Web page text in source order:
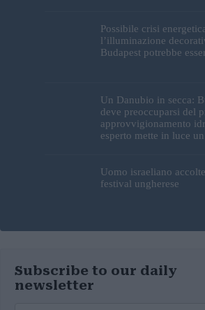
Possibile crisi
l’illuminazione
Budapest potrebbe
Un Danubio in secca:
deve preoccuparsi del
approvvigionamento
esperto mette in luce
Uomo israeliano
festival ungherese
Subscribe to our daily
newsletter